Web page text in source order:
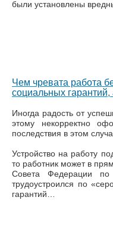
были установлены
Чем чревата работа
социальных
Иногда радость от
этому некорректно
последствия в этом
Устройство на работу
то работник может в
Совета Федерации по
трудоустроился по
гарантий…